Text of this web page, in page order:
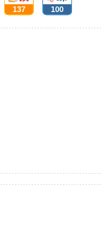
137
100